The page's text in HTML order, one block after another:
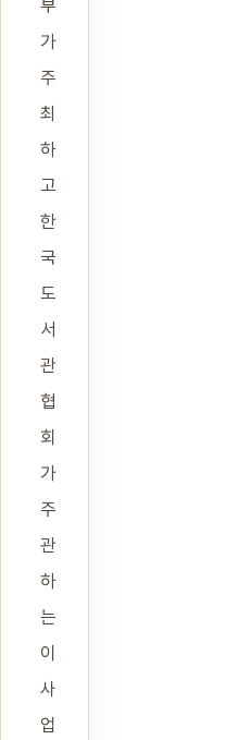
부
가
주
최
하
고
한
국
도
서
관
협
회
가
주
관
하
는
이
사
업